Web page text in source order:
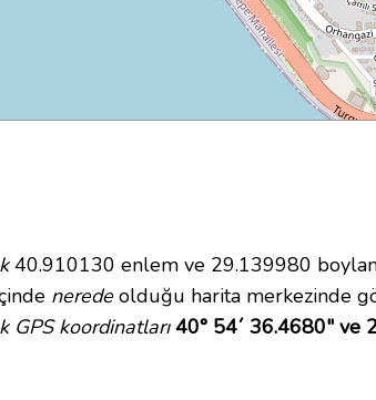
40.910130 enlem ve 29.139980
neredeolduğu harita merkezinde
GPS koordinatları 40° 54´ 36.4680" ve